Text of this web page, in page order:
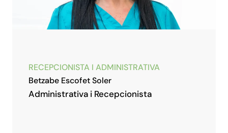
RECEPCIONISTA I ADMINISTRATIVA
Betzabe Escofet Soler
Administrativa i Recepcionista